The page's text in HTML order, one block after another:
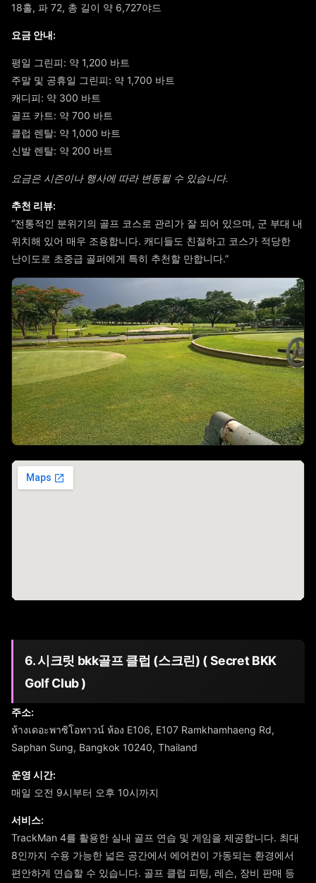
18홀, 파 72, 총 길이 약 6,727야드
요금 안내:
평일 그린피: 약 1,200 바트
주말 및 공휴일 그린피: 약 1,700 바트
캐디피: 약 300 바트
골프 카트: 약 700 바트
클럽 렌탈: 약 1,000 바트
신발 렌탈: 약 200 바트
요금은 시즌이나 행사에 따라 변동될 수 있습니다.
추천 리뷰:
“전통적인 분위기의 골프 코스로 관리가 잘 되어 있으며, 군 부대 내
위치해 있어 매우 조용합니다. 캐디들도 친절하고 코스가 적당한
난이도로 초중급 골퍼에게 특히 추천할 만합니다.”
6. 시크릿 bkk골프 클럽 (스크린) ( Secret BKK
Golf Club )
주소:
ห้างเดอะพาซิโอทาวน์ ห้อง E106, E107 Ramkhamhaeng Rd,
Saphan Sung, Bangkok 10240, Thailand
운영 시간:
매일 오전 9시부터 오후 10시까지
서비스:
TrackMan 4를 활용한 실내 골프 연습 및 게임을 제공합니다. 최대
8인까지 수용 가능한 넓은 공간에서 에어컨이 가동되는 환경에서
편안하게 연습할 수 있습니다. 골프 클럽 피팅, 레슨, 장비 판매 등